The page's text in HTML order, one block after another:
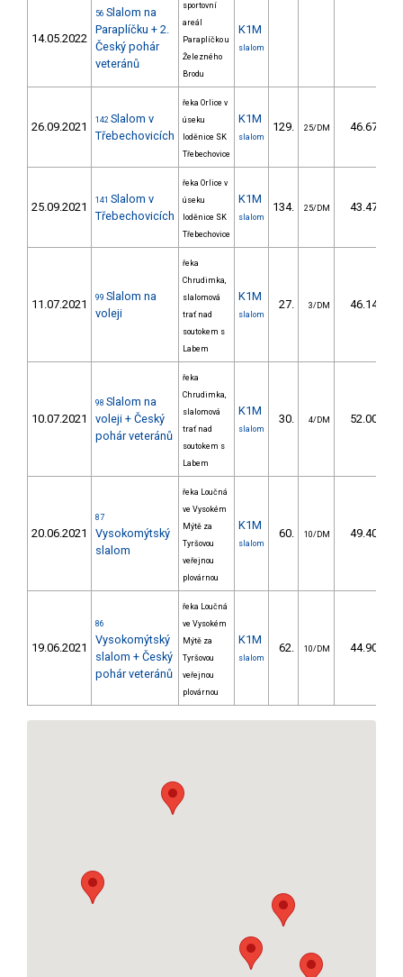
14.05.2022
56 Slalom na
Paraplíčku + 2.
Český pohár
veteránů
sportovní
areál
Paraplíčko u
Železného
Brodu
K1M
slalom
26.09.2021 142 Slalom v
Třebechovicích
řeka Orlice v
úseku
loděnice SK
Třebechovice
K1M
slalom
129. 25/DM 46.67
25.09.2021 141 Slalom v
Třebechovicích
řeka Orlice v
úseku
loděnice SK
Třebechovice
K1M
slalom
134. 25/DM 43.47
11.07.2021 99 Slalom na
voleji
řeka
Chrudimka,
slalomová
trať nad
soutokem s
Labem
K1M
slalom
27. 3/DM 46.14
10.07.2021
98 Slalom na
voleji + Český
pohár veteránů
řeka
Chrudimka,
slalomová
trať nad
soutokem s
Labem
K1M
slalom
30. 4/DM 52.00
20.06.2021
87
Vysokomýtský
slalom
řeka Loučná
ve Vysokém
Mýtě za
Tyršovou
veřejnou
plovárnou
K1M
slalom
60. 10/DM 49.40
19.06.2021
86
Vysokomýtský
slalom + Český
pohár veteránů
řeka Loučná
ve Vysokém
Mýtě za
Tyršovou
veřejnou
plovárnou
K1M
slalom
62. 10/DM 44.90